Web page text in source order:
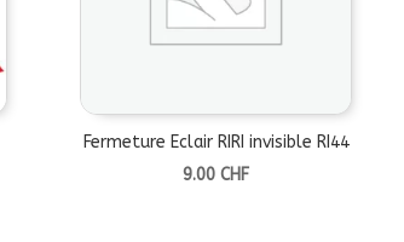
Fermeture Eclair RIRI invisible RI44
9.00CHF